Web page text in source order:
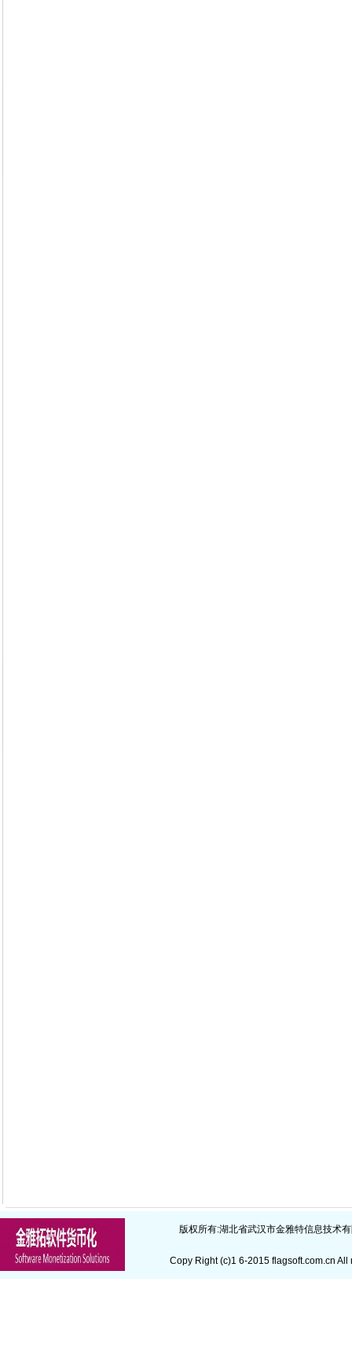
版权所有:湖北省武汉市金雅特信息技术
Copy Right (c)1 6-2015 flagsoft.com.cn All